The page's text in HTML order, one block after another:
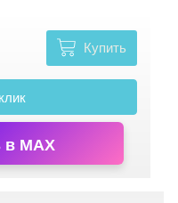
Купить
в MAX